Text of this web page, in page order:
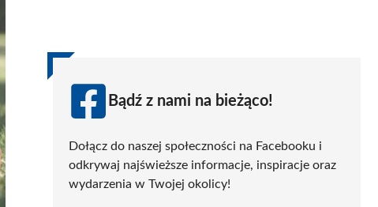
Bądź z nami na bieżąco!
Dołącz do naszej społeczności na Facebooku i
odkrywaj najświeższe informacje, inspiracje oraz
wydarzenia w Twojej okolicy!